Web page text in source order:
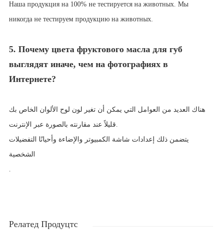
Наша продукция на 100% не тестируется на животных. Мы
никогда не тестируем продукцию на животных.
5. Почему цвета фруктового масла для губ
выглядят иначе, чем на фотографиях в
Интернете?
هناك العديد من العوامل التي يمكن أن تغير لون لوح الألوان الخاص بك
قليلاً عند مقارنته بالصورة عبر الإنترنت.
يتضمن ذلك إعدادات شاشة الكمبيوتر والإضاءة وأحيانًا التفضيلات
الشخصية
.
Релатед Продуцтс